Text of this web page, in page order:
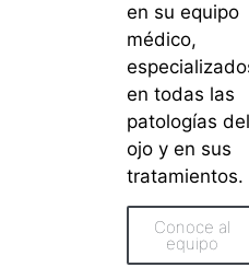
en su equipo
médico,
en todas las
patologías del
ojo y en sus
tratamientos.
Conoce al
equipo